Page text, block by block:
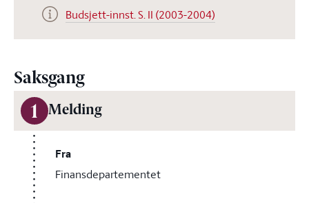
Budsjett-innst. S. II (2003-2004)
Saksgang
1 Melding
Fra
Finansdepartementet